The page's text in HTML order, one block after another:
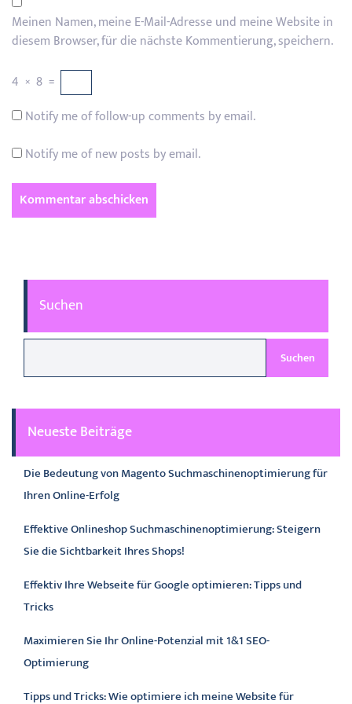
Meinen Namen, meine E-Mail-Adresse und meine Website in
diesem Browser, für die nächste Kommentierung, speichern.
4 × 8 =
Notify me of follow-up comments by email.
Notify me of new posts by email.
Suchen
Suchen
Neueste Beiträge
Die Bedeutung von Magento Suchmaschinenoptimierung für
Ihren Online-Erfolg
Effektive Onlineshop Suchmaschinenoptimierung: Steigern
Sie die Sichtbarkeit Ihres Shops!
Effektiv Ihre Webseite für Google optimieren: Tipps und
Tricks
Maximieren Sie Ihr Online-Potenzial mit 1&1 SEO-
Optimierung
Tipps und Tricks: Wie optimiere ich meine Website für